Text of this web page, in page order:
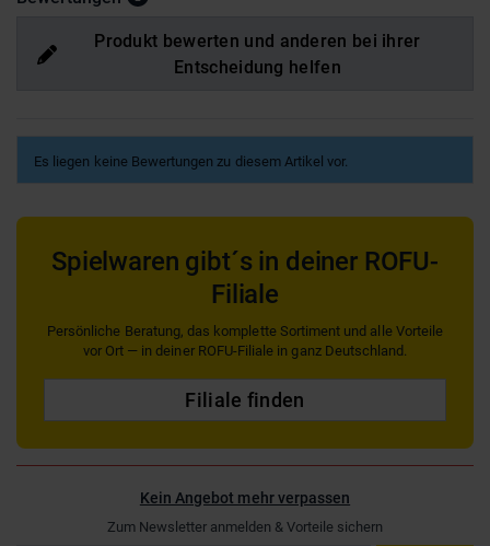
Produkt bewerten und anderen bei ihrer
Entscheidung helfen
Es liegen keine Bewertungen zu diesem Artikel vor.
Spielwaren gibt´s in deiner ROFU-
Filiale
Persönliche Beratung, das komplette Sortiment und alle Vorteile
vor Ort — in deiner ROFU-Filiale in ganz Deutschland.
Filiale finden
Kein Angebot mehr verpassen
Zum Newsletter anmelden & Vorteile sichern